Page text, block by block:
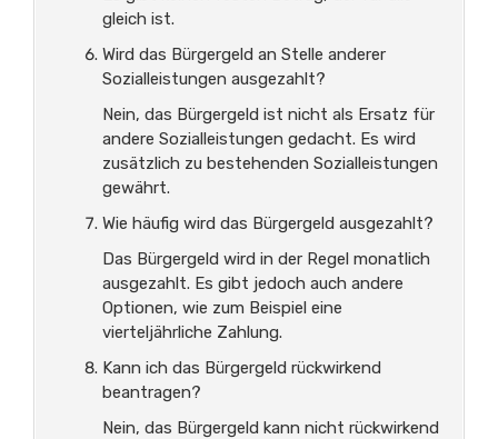
gleich ist.
Wird das Bürgergeld an Stelle anderer
Sozialleistungen ausgezahlt?
Nein, das Bürgergeld ist nicht als Ersatz für
andere Sozialleistungen gedacht. Es wird
zusätzlich zu bestehenden Sozialleistungen
gewährt.
Wie häufig wird das Bürgergeld ausgezahlt?
Das Bürgergeld wird in der Regel monatlich
ausgezahlt. Es gibt jedoch auch andere
Optionen, wie zum Beispiel eine
vierteljährliche Zahlung.
Kann ich das Bürgergeld rückwirkend
beantragen?
Nein, das Bürgergeld kann nicht rückwirkend